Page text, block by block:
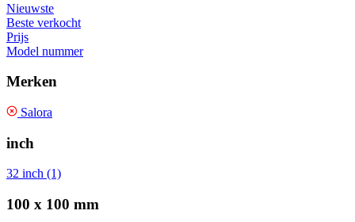
Nieuwste
Beste verkocht
Prijs
Model nummer
Merken
Salora
inch
32 inch (1)
100 x 100 mm